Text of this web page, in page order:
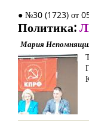
● №30 (1723) от
Политика:
Мария